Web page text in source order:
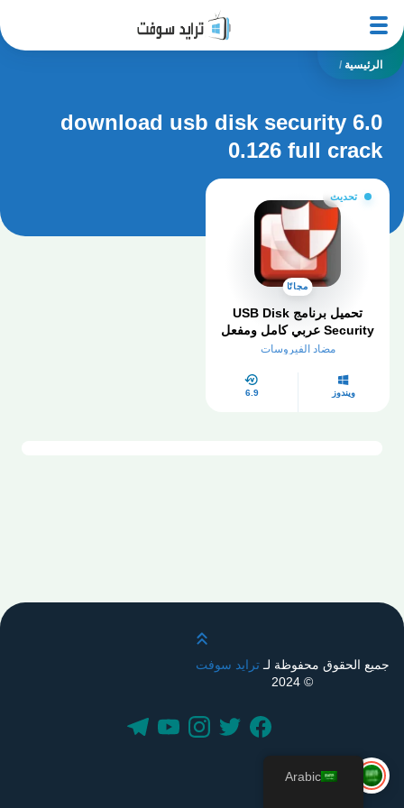
الرئيسية /
download usb disk security 6.0
0.126 full crack
تحديث
مجانًا
تحميل برنامج USB Disk
Security عربي كامل ومفعل
مدى الحياة
مضاد الفيروسات
ويندوز 6.9
قم بالتمرير لأعلى
جميع الحقوق محفوظة لـترايد سوفت
© 2024
Arabic